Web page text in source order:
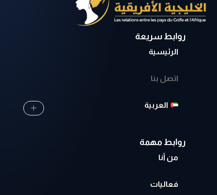
روابط سريعة
الرئيسية
اتصل بنا
العربية
روابط مهمة
من أنا
فعاليات